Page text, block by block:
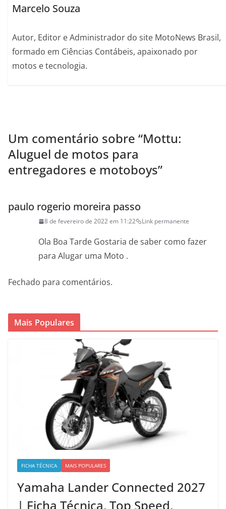
Marcelo Souza
Autor, Editor e Administrador do site MotoNews Brasil,
formado em Ciências Contábeis, apaixonado por
motos e tecnologia.
Um comentário sobre “Mottu:
Aluguel de motos para
entregadores e motoboys”
paulo rogerio moreira passo
8 de fevereiro de 2022 em 11:22 Link permanente
Ola Boa Tarde Gostaria de saber como fazer
para Alugar uma Moto .
Fechado para comentários.
Mais Populares
FICHA TÉCNICA MAIS POPULARES
Yamaha Lander Connected 2027
| Ficha Técnica, Top Speed,